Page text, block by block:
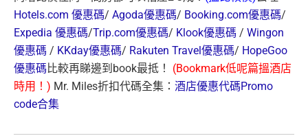
Hotels.com 優惠碼/ Agoda優惠碼/ Booking.com優惠碼/
Expedia 優惠碼/Trip.com優惠碼/ Klook優惠碼 / Wingon
優惠碼 / KKday優惠碼/ Rakuten Travel優惠碼/ HopeGoo
優惠碼 比較再睇邊到book最抵！ (Bookmark低呢篇搵酒店
時用！) Mr. Miles折扣代碼全集： 酒店優惠代碼Promo
code合集